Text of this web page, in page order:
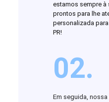
estamos sempre
prontos para lhe
personalizada
PR!
02.
Em seguida,